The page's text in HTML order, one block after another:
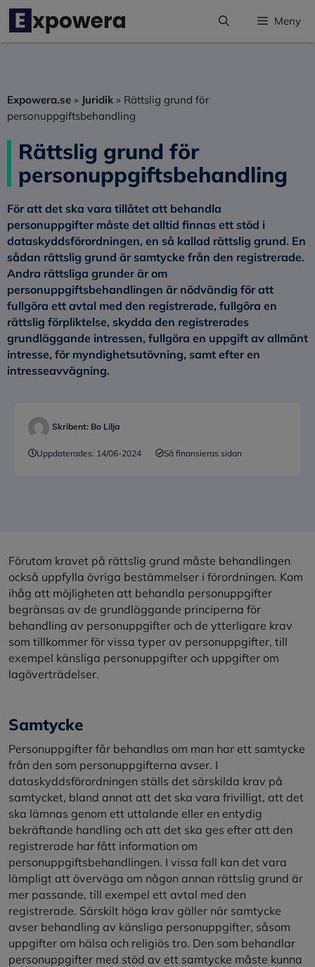
Hoppa
innehåll
Meny
Expowera.se » Juridik » Rättslig grund för
personuppgiftsbehandling
Rättslig grund för
personuppgiftsbehandling
För att det ska vara tillåtet att behandla
personuppgifter måste det alltid finnas ett stöd i
dataskyddsförordningen, en så kallad rättslig grund. En
sådan rättslig grund är samtycke från den registrerade.
Andra rättsliga grunder är om
personuppgiftsbehandlingen är nödvändig för att
fullgöra ett avtal med den registrerade, fullgöra en
rättslig förpliktelse, skydda den registrerades
grundläggande intressen, fullgöra en uppgift av allmänt
intresse, för myndighetsutövning, samt efter en
intresseavvägning.
Skribent: Bo Lilja
Uppdaterades: 14/06-2024 Så finansieras sidan
Förutom kravet på rättslig grund måste behandlingen
också uppfylla övriga bestämmelser i förordningen. Kom
ihåg att möjligheten att behandla personuppgifter
begränsas av de grundläggande principerna för
behandling av personuppgifter och de ytterligare krav
som tillkommer för vissa typer av personuppgifter, till
exempel känsliga personuppgifter och uppgifter om
lagöverträdelser.
Samtycke
Personuppgifter får behandlas om man har ett samtycke
från den som personuppgifterna avser. I
dataskyddsförordningen ställs det särskilda krav på
samtycket, bland annat att det ska vara frivilligt, att det
ska lämnas genom ett uttalande eller en entydig
bekräftande handling och att det ska ges efter att den
registrerade har fått information om
personuppgiftsbehandlingen. I vissa fall kan det vara
lämpligt att överväga om någon annan rättslig grund är
mer passande, till exempel ett avtal med den
registrerade. Särskilt höga krav gäller när samtycke
avser behandling av känsliga personuppgifter, såsom
uppgifter om hälsa och religiös tro. Den som behandlar
personuppgifter med stöd av ett samtycke måste kunna